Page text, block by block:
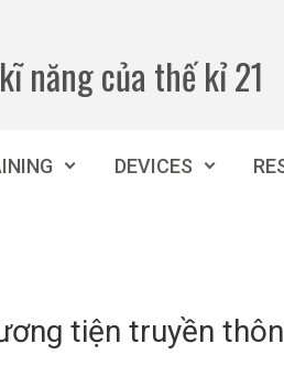
năng của thế kỉ 21
DEVICES
tiện truyền